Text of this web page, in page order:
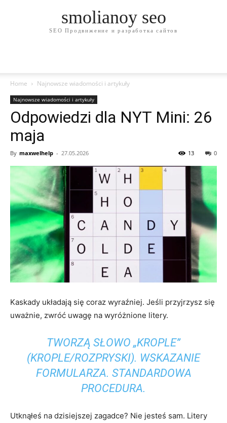
smolianoy seo
SEO Продвижение и разработка сайтов
Home Najnowsze wiadomości i artykuły
Najnowsze wiadomości i artykuły
Odpowiedzi dla NYT Mini: 26
maja
By maxwelhelp - 27.05.2026 0
13
Kaskady układają się coraz wyraźniej. Jeśli przyjrzysz się
uważnie, zwróć uwagę na wyróżnione litery.
TWORZĄ SŁOWO „KROPLE”
(KROPLE/ROZPRYSKI). WSKAZANIE
FORMULARZA. STANDARDOWA
PROCEDURA.
Utknąłeś na dzisiejszej zagadce? Nie jesteś sam. Litery